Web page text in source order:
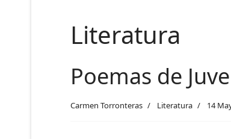
Literatura
Poemas de
Carmen Torronteras Literatura 14